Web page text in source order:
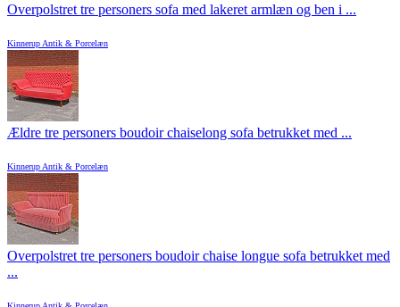
Overpolstret tre personers sofa med lakeret armlæn og ben i ...
Kinnerup Antik & Porcelæn
Ældre tre personers boudoir chaiselong sofa betrukket med ...
Kinnerup Antik & Porcelæn
Overpolstret tre personers boudoir chaise longue sofa betrukket med
...